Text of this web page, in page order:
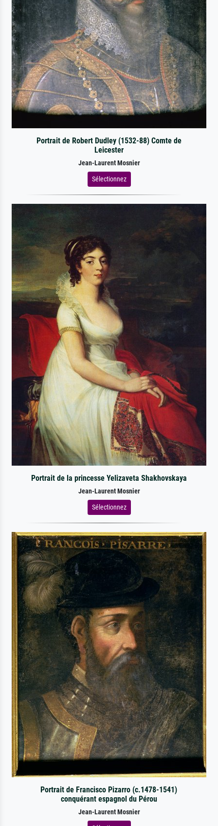
Portrait de Robert Dudley (1532-88) Comte de
Leicester
Jean-Laurent Mosnier
Sélectionnez
Portrait de la princesse Yelizaveta Shakhovskaya
Jean-Laurent Mosnier
Sélectionnez
Portrait de Francisco Pizarro (c.1478-1541)
conquérant espagnol du Pérou
Jean-Laurent Mosnier